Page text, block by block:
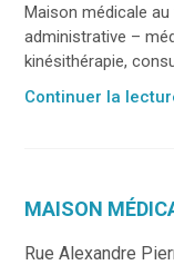
Maison médicale
administrative –
kinésithérapie,
Continuer la
MAISON
Rue Alexandre